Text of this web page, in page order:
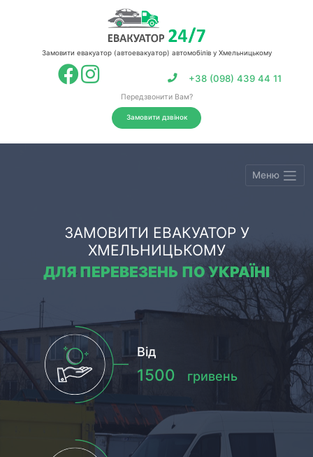
Замовити евакуатор (автоевакуатор) автомобілів у Хмельницькому
+38 (098) 439 44 11
Передзвонити Вам?
Замовити дзвінок
Меню
ЗАМОВИТИ ЕВАКУАТОР У
ХМЕЛЬНИЦЬКОМУ
ДЛЯ ПЕРЕВЕЗЕНЬ ПО УКРАЇНІ
Від
1500 гривень